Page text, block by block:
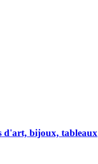
d'art, bijoux, tableaux